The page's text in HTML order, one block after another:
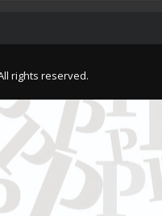
rights reserved.